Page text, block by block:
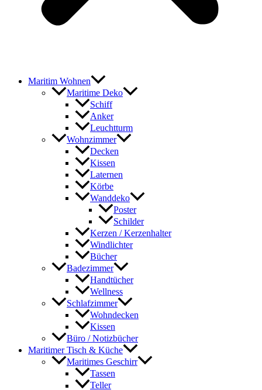
Maritim Wohnen
Maritime Deko
Schiff
Anker
Leuchtturm
Wohnzimmer
Decken
Kissen
Laternen
Körbe
Wanddeko
Poster
Schilder
Kerzen / Kerzenhalter
Windlichter
Bücher
Badezimmer
Handtücher
Wellness
Schlafzimmer
Wohndecken
Kissen
Büro / Notizbücher
Maritimer Tisch & Küche
Maritimes Geschirr
Tassen
Teller